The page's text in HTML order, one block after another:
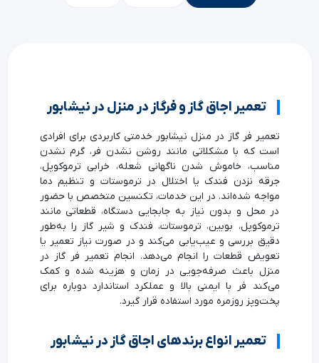
تعمیر اجاق گاز و فرگاز در منزل در نیشابور
تعمیر فر گاز در منزل نیشابور خدمتی کاربردی برای افرادی
است که با مشکلاتی مانند روشن نشدن فر، گرم نشدن
مناسب، خاموش شدن ناگهانی شعله، خرابی ترموکوپل،
جرقه نزدن فندک یا اختلال در ترموستات و تنظیم دما
مواجه شده‌اند. در این خدمات، تکنسین متخصص با حضور
در محل و بدون نیاز به جابجایی دستگاه، قطعاتی مانند
ترموکوپل، بوبین، ترموستات، فندک و شیر گاز را به‌طور
دقیق بررسی و عیب‌یابی می‌کند و در صورت نیاز تعمیر یا
تعویض قطعات را انجام می‌دهد. انجام تعمیر فر گاز در
منزل باعث صرفه‌جویی در زمان و هزینه شده و کمک
می‌کند فر با ایمنی بالا و عملکرد استاندارد دوباره برای
پخت‌وپز روزمره مورد استفاده قرار گیرد.
تعمیر انواع برندهای اجاق گاز در نیشابور